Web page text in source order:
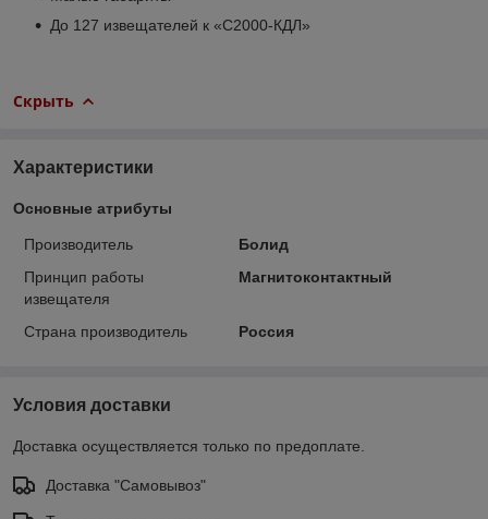
До 127 извещателей к «С2000-КДЛ»
Скрыть
Характеристики
Основные атрибуты
Производитель
Болид
Принцип работы
извещателя
Магнитоконтактный
Страна производитель Россия
Условия доставки
Доставка осуществляется только по предоплате.
Доставка "Самовывоз"